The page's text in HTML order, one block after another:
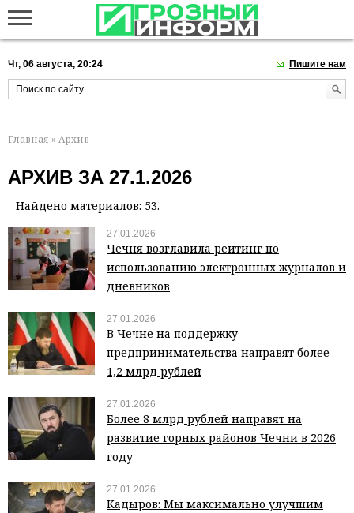
Чт, 06 августа, 20:24 Пишите нам
Главная » Архив
АРХИВ ЗА 27.1.2026
Найдено материалов: 53.
27.01.2026
Чечня возглавила рейтинг по
использованию электронных журналов и
дневников
27.01.2026
В Чечне на поддержку
предпринимательства направят более
1,2 млрд рублей
27.01.2026
Более 8 млрд рублей направят на
развитие горных районов Чечни в 2026
году
27.01.2026
Кадыров: Мы максимально улучшим